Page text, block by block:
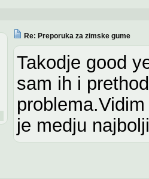
Re: Preporuka za zimske gume
Takodje good
sam ih i
je medju